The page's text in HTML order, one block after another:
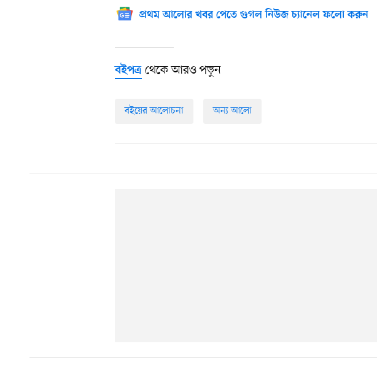
প্রথম আলোর খবর পেতে গুগল নিউজ চ্যানেল ফলো করুন
বইপত্র থেকে আরও পড়ুন
বইয়ের আলোচনা অন্য আলো